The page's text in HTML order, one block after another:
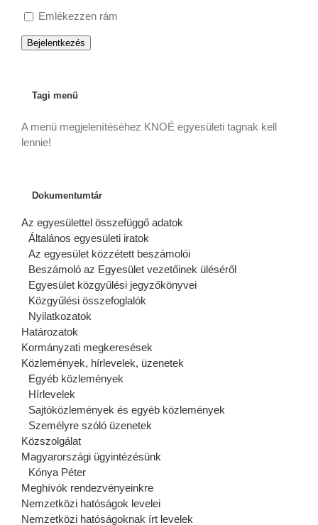
Emlékezzen rám
Bejelentkezés
Tagi menü
A menü megjelenítéséhez KNOÉ egyesületi tagnak kell
lennie!
Dokumentumtár
Az egyesülettel összefüggő adatok
Általános egyesületi iratok
Az egyesület közzétett beszámolói
Beszámoló az Egyesület vezetőinek üléséről
Egyesület közgyűlési jegyzőkönyvei
Közgyűlési összefoglalók
Nyilatkozatok
Határozatok
Kormányzati megkeresések
Közlemények, hírlevelek, üzenetek
Egyéb közlemények
Hírlevelek
Sajtóközlemények és egyéb közlemények
Személyre szóló üzenetek
Közszolgálat
Magyarországi ügyintézésünk
Kónya Péter
Meghívók rendezvényeinkre
Nemzetközi hatóságok levelei
Nemzetközi hatóságoknak írt levelek